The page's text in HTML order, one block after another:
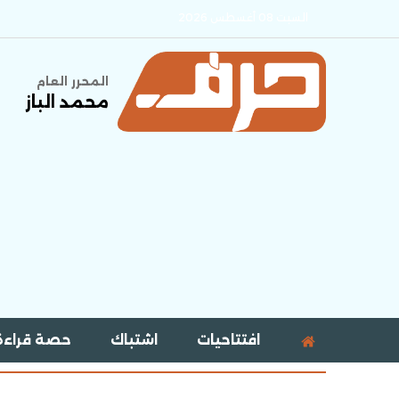
المحرر العام
محمد الباز
افتتاحيات اشتباك حصة